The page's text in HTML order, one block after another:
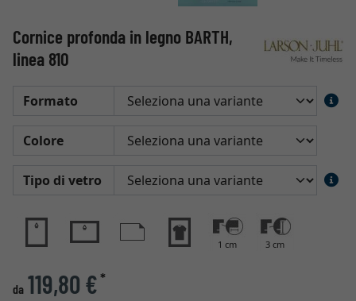
Cornice profonda in legno BARTH,
linea 810
Formato
Colore
Tipo di vetro
1 cm 3 cm
da 119,80 €*